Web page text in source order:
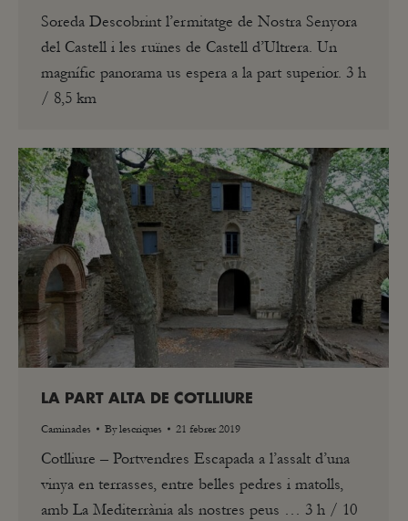
Soreda Descobrint l’ermitatge de Nostra Senyora
del Castell i les ruïnes de Castell d’Ultrera. Un
magnífic panorama us espera a la part superior. 3 h
/ 8,5 km
LA PART ALTA DE COTLLIURE
Caminades Bylescriques 21 febrer 2019
Cotlliure – Portvendres Escapada a l’assalt d’una
vinya en terrasses, entre belles pedres i matolls,
amb La Mediterrània als nostres peus … 3 h / 10